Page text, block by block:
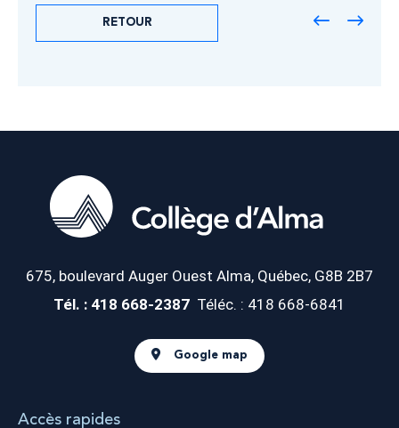
RETOUR
675, boulevard Auger Ouest Alma, Québec, G8B 2B7
Tél. : 418 668-2387 Téléc. : 418 668-6841
Google map
Accès rapides